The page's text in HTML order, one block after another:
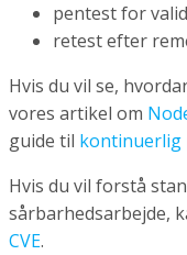
pentest for
retest efter
Hvis du vil se,
vores artikel om
guide til kontinuerlig
Hvis du vil forstå
sårbarhedsarbejde,
CVE.